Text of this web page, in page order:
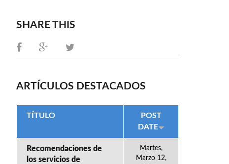
SHARE THIS
ARTÍCULOS DESTACADOS
TÍTULO
POST
DATE
Recomendaciones de
los servicios de
Martes,
Marzo 12,